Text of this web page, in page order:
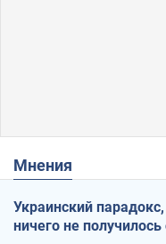
Мнения
Украинский
ничего не